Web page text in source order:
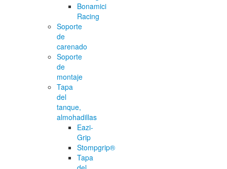
Bonamici
Racing
Soporte
de
carenado
Soporte
de
montaje
Tapa
del
tanque,
almohadillas
Eazi-
Grip
Stompgrip®
Tapa